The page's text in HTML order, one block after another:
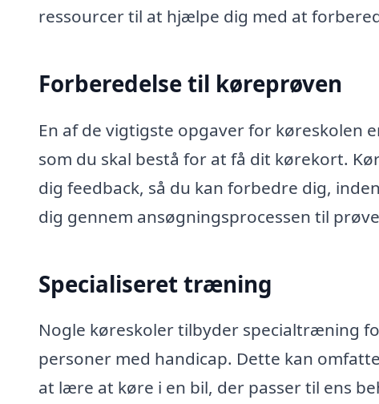
ressourcer til at hjælpe dig med at
Forberedelse til køreprøven
En af de vigtigste opgaver for køreskolen
som du skal bestå for at få dit kørekort.
dig feedback, så du kan forbedre dig,
dig gennem ansøgningsprocessen til
Specialiseret træning
Nogle køreskoler tilbyder specialtræning
personer med handicap. Dette kan
at lære at køre i en bil, der passer til ens